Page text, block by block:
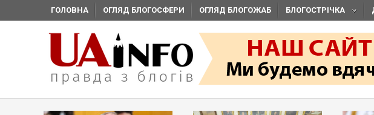
ГОЛОВНА ОГЛЯД БЛОГОСФЕРИ ОГЛЯД БЛОГОЖАБ БЛОГОСТРІЧКА